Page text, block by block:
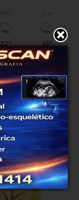
TER
32°
21°
QUA
35°
23°